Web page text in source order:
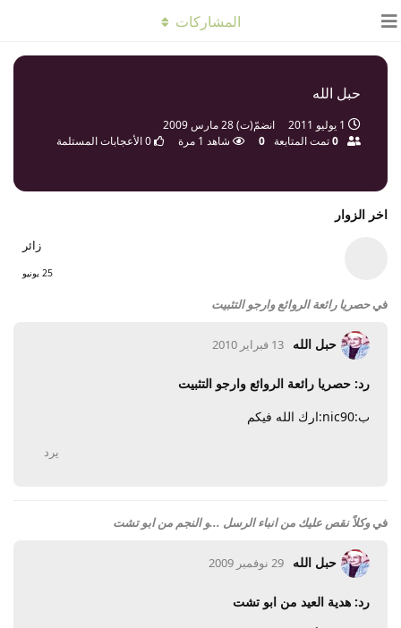
حبل الله
1 يوليو 2011 انضمّ(ت)28 مارس 2009
0تمت المتابعة 0 شاهد 1 مرة 0الأعجابات المستلمة
المشاركات
اخر الزوار
زائر
25 يونيو
فيحصريا رائعة الروائع وارجو التثبيت
حبل الله 13 فبراير 2010
رد: حصريا رائعة الروائع وارجو التثبيت
ب:nic90:ارك الله فيكم
يرد
فيوكلاً نقص عليك من انباء الرسل ...و النجم من ابو تشت
حبل الله 29 نوفمبر 2009
رد: هدية العيد من ابو تشت